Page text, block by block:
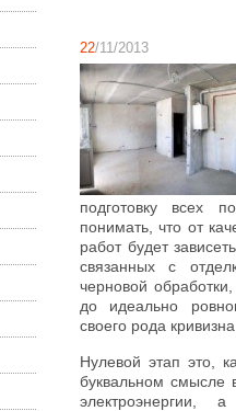
22/11/2013
подготовку всех
понимать, что от
работ будет
связанных с
черновой
до идеально
своего рода
Нулевой этап это,
буквальном смысле
электроэнергии,